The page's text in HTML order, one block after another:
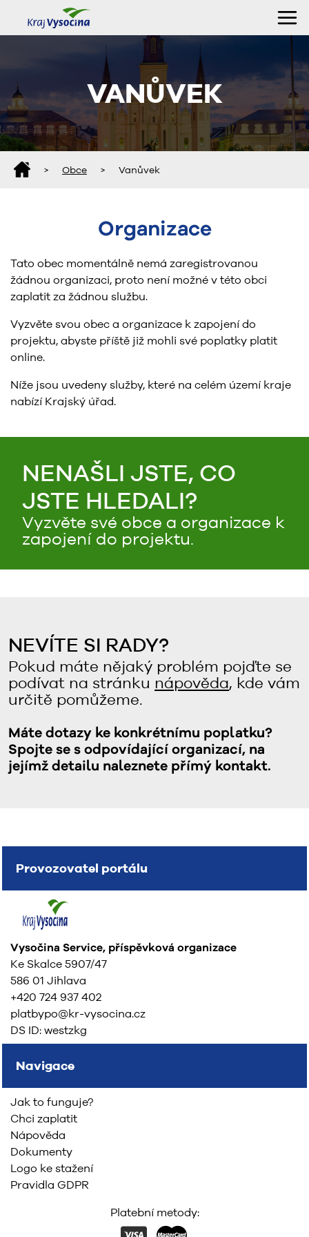
VANŮVEK
> Obce > Vanůvek
Organizace
Tato obec momentálně nemá zaregistrovanou
žádnou organizaci, proto není možné v této obci
zaplatit za žádnou službu.
Vyzvěte svou obec a organizace k zapojení do
projektu, abyste příště již mohli své poplatky platit
online.
Níže jsou uvedeny služby, které na celém území kraje
nabízí Krajský úřad.
NENAŠLI JSTE, CO
JSTE HLEDALI?
Vyzvěte své obce a organizace k
zapojení do projektu.
NEVÍTE SI RADY?
Pokud máte nějaký problém pojďte se
podívat na stránku nápověda, kde vám
určitě pomůžeme.
Máte dotazy ke konkrétnímu poplatku?
Spojte se s odpovídající organizací, na
jejímž detailu naleznete přímý kontakt.
Provozovatel portálu
Vysočina Service, příspěvková organizace
Ke Skalce 5907/47
586 01 Jihlava
+420 724 937 402
platbypo@kr-vysocina.cz
DS ID: westzkg
Navigace
Jak to funguje?
Chci zaplatit
Nápověda
Dokumenty
Logo ke stažení
Pravidla GDPR
Platební metody: